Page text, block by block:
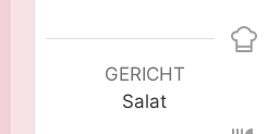
GERICHT
Salat